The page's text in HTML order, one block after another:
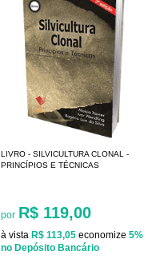
LIVRO - SILVICULTURA CLONAL -
PRINCÍPIOS E TÉCNICAS
por R$ 119,00
à vista R$ 113,05 economize 5%
no Depósito Bancário